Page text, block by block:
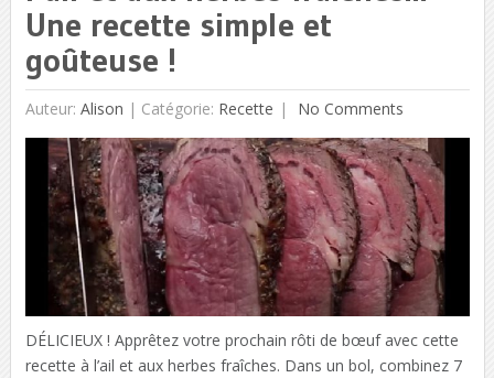
Une recette simple et
goûteuse !
Auteur: Alison | Catégorie: Recette No Comments
DÉLICIEUX ! Apprêtez votre prochain rôti de bœuf avec cette
recette à l’ail et aux herbes fraîches. Dans un bol, combinez 7